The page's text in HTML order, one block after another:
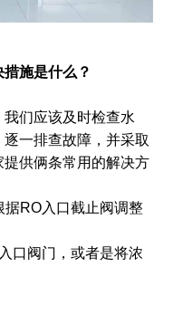
施是什么？
们应该及时检查水
一排查故障，并采取
供俩条常用的解决方
据RO入口截止阀调整
口阀门，或者是将浓